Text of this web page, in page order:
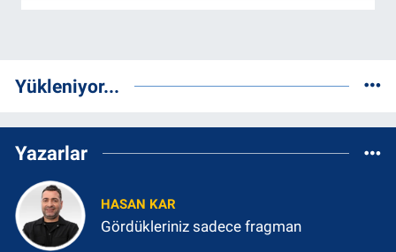
Yükleniyor...
Yazarlar
HASAN KAR
Gördükleriniz sadece fragman